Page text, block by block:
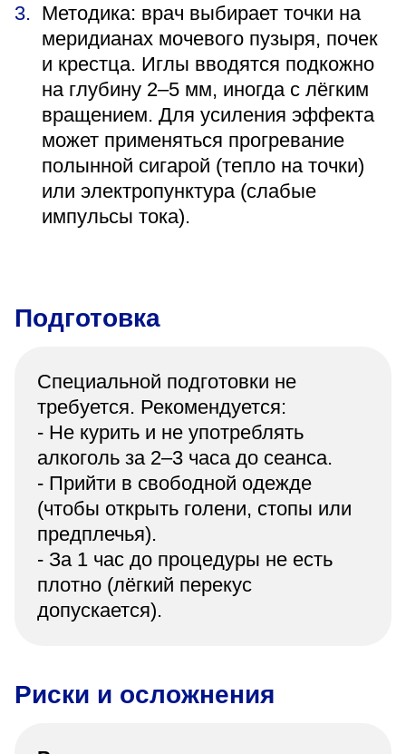
Методика: врач выбирает точки на
меридианах мочевого пузыря, почек
и крестца. Иглы вводятся подкожно
на глубину 2–5 мм, иногда с лёгким
вращением. Для усиления эффекта
может применяться прогревание
полынной сигарой (тепло на точки)
или электропунктура (слабые
импульсы тока).
Подготовка
Специальной подготовки не
требуется. Рекомендуется:
- Не курить и не употреблять
алкоголь за 2–3 часа до сеанса.
- Прийти в свободной одежде
(чтобы открыть голени, стопы или
предплечья).
- За 1 час до процедуры не есть
плотно (лёгкий перекус
допускается).
Риски и осложнения